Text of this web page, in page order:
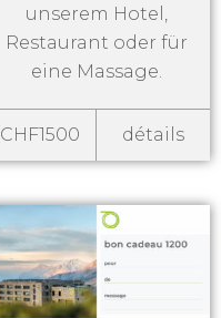
unserem Hotel,
Restaurant oder für
eine Massage.
CHF1500 détails